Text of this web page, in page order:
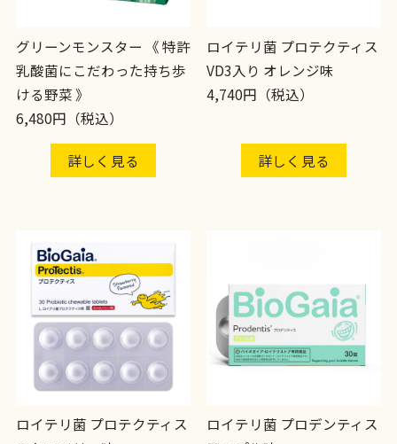
グリーンモンスター 《 特許
乳酸菌にこだわった持ち歩
ける野菜 》
6,480円（税込）
詳しく見る
ロイテリ菌 プロテクティス
VD3入り オレンジ味
4,740円（税込）
詳しく見る
ロイテリ菌 プロテクティス
ロイテリ菌 プロデンティス